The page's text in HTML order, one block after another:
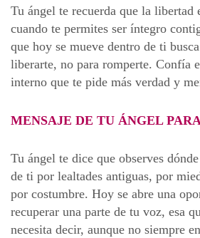
Tu ángel te recuerda que la libertad
cuando te permites ser íntegro
que hoy se mueve dentro de ti
liberarte, no para romperte. Confía
interno que te pide más verdad y
MENSAJE DE TU ÁNGEL
Tu ángel te dice que observes
de ti por lealtades antiguas, por
por costumbre. Hoy se abre una
recuperar una parte de tu voz, esa
necesita decir, aunque no siempre